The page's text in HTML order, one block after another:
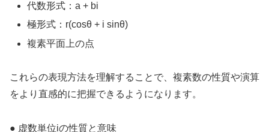
代数形式：a + bi
極形式：r(cosθ + i sinθ)
複素平面上の点
これらの表現方法を理解することで、複素数の性質や演算
をより直感的に把握できるようになります。
● 虚数単位iの性質と意味